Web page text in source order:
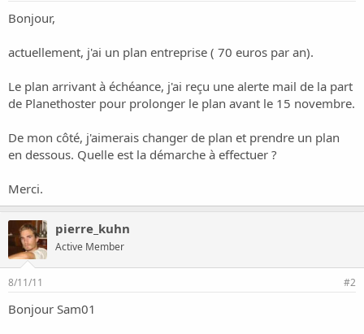
l
d
c
u
s
i
n
t
Bonjour,
actuellement, j'ai un plan entreprise ( 70 euros par an).
Le plan arrivant à échéance, j'ai reçu une alerte mail de la part
de Planethoster pour prolonger le plan avant le 15 novembre.
De mon côté, j'aimerais changer de plan et prendre un plan
en dessous. Quelle est la démarche à effectuer ?
Merci.
pierre_kuhn
Active Member
8/11/11 #2
Bonjour Sam01